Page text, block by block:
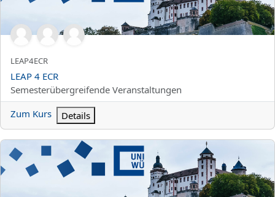
Kurzer Kursname
LEAP4ECR
Kursname
LEAP 4 ECR
Kursbereich
Semesterübergreifende Veranstaltungen
Zum Kurs
Details
Synopsis Kolleg: Impressionen, Fotos